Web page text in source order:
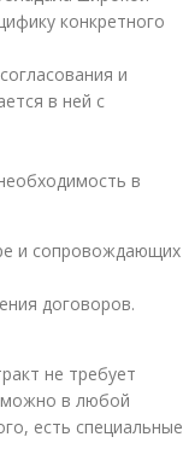
конкретного
и
в ней с
в
и сопровождающих
договоров.
не требует
можно в любой
есть специальные